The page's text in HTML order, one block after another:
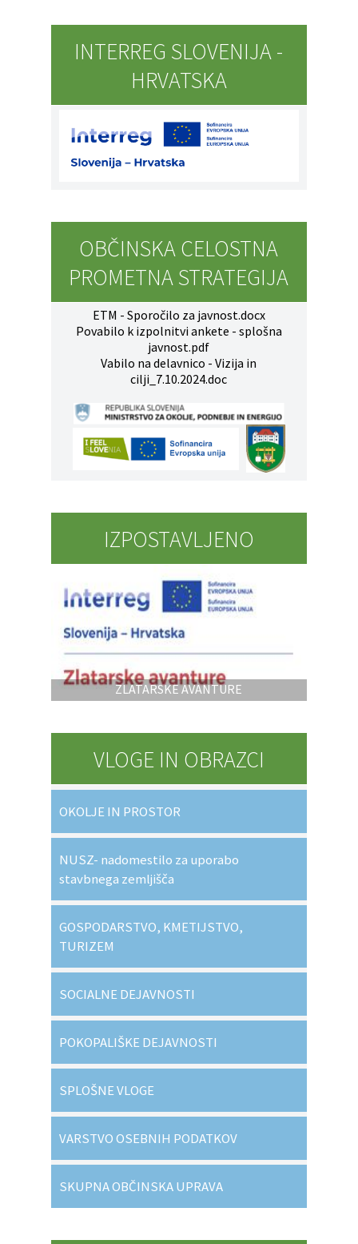
INTERREG SLOVENIJA -
HRVATSKA
OBČINSKA CELOSTNA
PROMETNA STRATEGIJA
ETM - Sporočilo za javnost.docx
Povabilo k izpolnitvi ankete - splošna
javnost.pdf
Vabilo na delavnico - Vizija in
cilji_7.10.2024.doc
IZPOSTAVLJENO
ZLATARSKE AVANTURE
VLOGE IN OBRAZCI
OKOLJE IN PROSTOR
NUSZ- nadomestilo za uporabo
stavbnega zemljišča
GOSPODARSTVO, KMETIJSTVO,
TURIZEM
SOCIALNE DEJAVNOSTI
POKOPALIŠKE DEJAVNOSTI
SPLOŠNE VLOGE
VARSTVO OSEBNIH PODATKOV
SKUPNA OBČINSKA UPRAVA
Naselja v občini
Varstvo osebnih podatkov
Strateški dokumenti
Prostorski akti občine
Predpisi in odloki
Občinski časopis
Proračun občine